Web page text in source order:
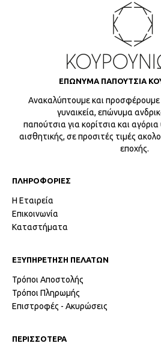
ΕΠΩΝΥΜΑ ΠΑΠΟΥΤΣΙΑ
Ανακαλύπτουμε και
γυναικεία, επώνυμα
παπούτσια για κορίτσια και
αισθητικής, σε προσιτές τιμές
εποχής.
ΠΛΗΡΟΦΟΡΙΕΣ
Η Εταιρεία
Επικοινωνία
Καταστήματα
ΕΞΥΠΗΡΕΤΗΣΗ ΠΕΛΑΤΩΝ
Τρόποι Αποστολής
Τρόποι Πληρωμής
Επιστροφές - Ακυρώσεις
ΠΕΡΙΣΣΟΤΕΡΑ